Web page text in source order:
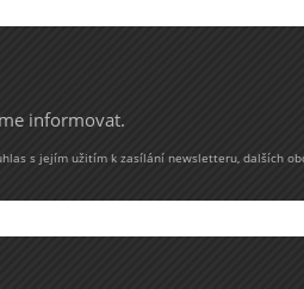
informovat.
s jejím užitím k zasílání newsletteru, dalších